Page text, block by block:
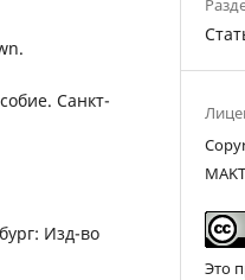
Санкт-
Изд-во
Это